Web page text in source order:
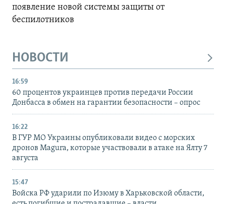
появление новой системы защиты от
беспилотников
НОВОСТИ
16:59
60 процентов украинцев против передачи России
Донбасса в обмен на гарантии безопасности – опрос
16:22
В ГУР МО Украины опубликовали видео с морских
дронов Magura, которые участвовали в атаке на Ялту 7
августа
15:47
Войска РФ ударили по Изюму в Харьковской области,